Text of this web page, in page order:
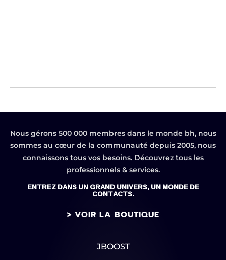
Nous gérons 500 000 membres dans le monde bh, nous
sommes au cœur de la communauté depuis 2005, nous
connaissons tous vos besoins. Découvrez tous les
professionnels & services.
ENTREZ DANS UN GRAND UNIVERS, UN MONDE DE
CONTACTS.
> VOIR LA BOUTIQUE
JBOOST